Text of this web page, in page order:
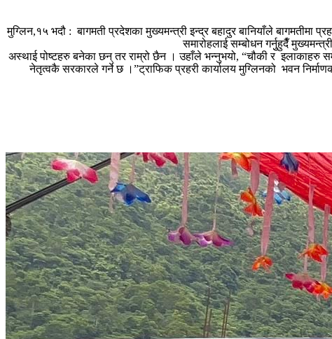
मुग्लिन,१५ भदौ : बागमती प्रदेशका मुख्यमन्त्री इन्द्र बहादुर बानियाँले बागमतीमा
समारोहलाई सम्बोधन गर्नुुहुदैँ
अस्थाई पोष्टहरु बनेका छन् तर राम्रो छैन । उहाँले भन्नुभयो, “चौकी र इलाकाहरु
नेतृत्वकै सरकारले गर्ने छ ।”ट्राफिक प्रहरी कार्यालय मुग्लिनको भवन